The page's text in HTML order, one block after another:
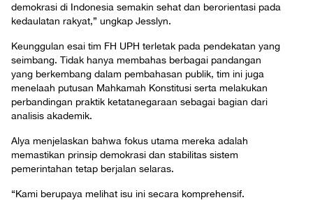
demokrasi di Indonesia semakin sehat dan berorientasi pada
kedaulatan rakyat,” ungkap Jesslyn.
Keunggulan esai tim FH UPH terletak pada pendekatan yang
seimbang. Tidak hanya membahas berbagai pandangan
yang berkembang dalam pembahasan publik, tim ini juga
menelaah putusan Mahkamah Konstitusi serta melakukan
perbandingan praktik ketatanegaraan sebagai bagian dari
analisis akademik.
Alya menjelaskan bahwa fokus utama mereka adalah
memastikan prinsip demokrasi dan stabilitas sistem
pemerintahan tetap berjalan selaras.
“Kami berupaya melihat isu ini secara komprehensif.